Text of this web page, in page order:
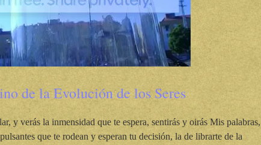
de la Evolución de los Seres
y verás la inmensidad que te espera, sentirás y oirás Mis palabras,
que te rodean y esperan tu decisión, la de librarte de la